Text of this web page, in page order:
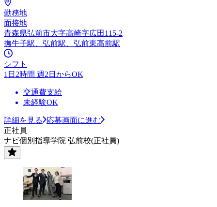
勤務地
面接地
青森県弘前市大字高崎字広田115-2
撫牛子駅、弘前駅、弘前東高前駅
シフト
1日2時間 週2日からOK
交通費支給
未経験OK
詳細を見る
応募画面に進む
正社員
ナビ個別指導学院 弘前校(正社員)